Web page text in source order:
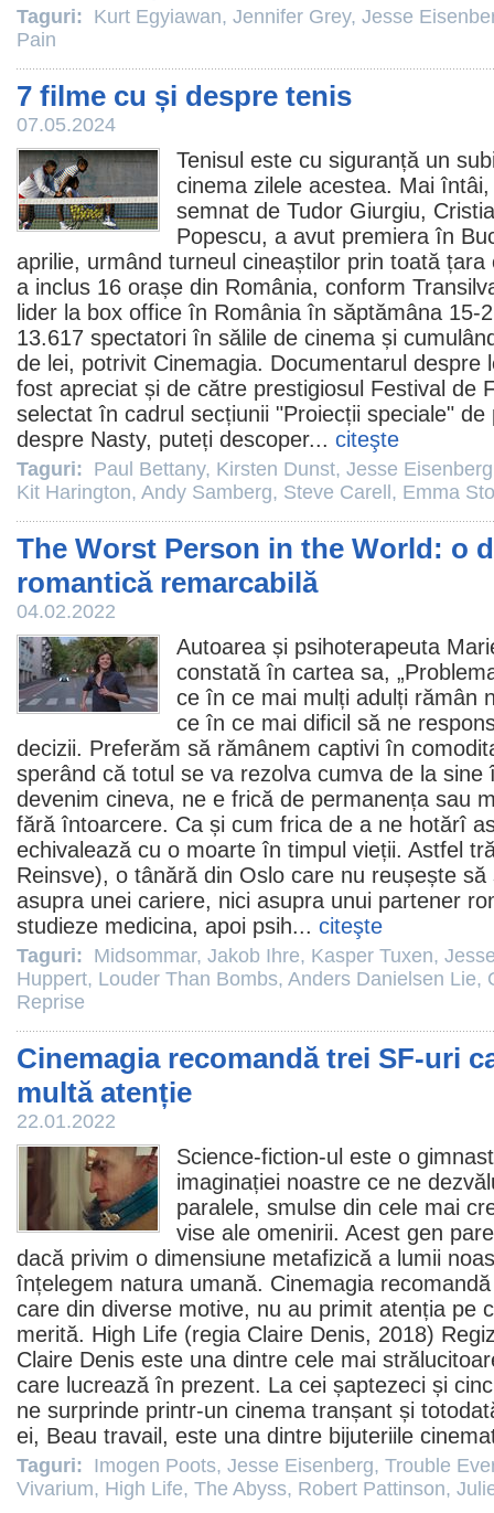
Taguri: Kurt Egyiawan, Jennifer Grey, Jesse
Pain
7 filme cu și despre tenis
07.05.2024
Tenisul este cu siguranță un
cinema zilele acestea. Mai
semnat de Tudor Giurgiu,
Popescu, a avut premiera în
aprilie, urmând turneul cineaștilor prin toată
a inclus 16 orașe din România, conform
lider la box office în România în săptămâna 15-
13.617 spectatori în sălile de cinema și
de lei, potrivit Cinemagia. Documentarul despre
fost apreciat și de către prestigiosul Festival de
selectat în cadrul secțiunii "Proiecții speciale"
despre Nasty, puteți descoper... citeşte
Taguri: Paul Bettany, Kirsten Dunst, Jesse Eisenberg
Kit Harington, Andy Samberg, Steve Carell , Emma
The Worst Person in the World: o
romantică remarcabilă
04.02.2022
Autoarea și psihoterapeuta
constată în cartea sa,
ce în ce mai mulți adulți rămân
ce în ce mai dificil să ne
decizii. Preferăm să rămânem captivi în
sperând că totul se va rezolva cumva de la sine
devenim cineva, ne e frică de permanența sau
fără întoarcere. Ca și cum frica de a ne hotărî
echivalează cu o moarte în timpul vieții. Astfel
Reinsve), o tânără din Oslo care nu reușește să
asupra unei cariere, nici asupra unui partener
studieze medicina, apoi psih... citeşte
Taguri: Midsommar, Jakob Ihre, Kasper Tuxen,
Huppert, Louder Than Bombs, Anders Danielsen Lie,
Reprise
Cinemagia recomandă trei SF-uri
multă atenție
22.01.2022
Science-fiction-ul este o
imaginației noastre ce ne
paralele, smulse din cele mai
vise ale omenirii. Acest gen
dacă privim o dimensiune metafizică a lumii
înțelegem natura umană. Cinemagia
care din diverse motive, nu au primit atenția pe
merită. High Life (regia Claire Denis, 2018)
Claire Denis este una dintre cele mai
care lucrează în prezent. La cei șaptezeci și
ne surprinde printr-un cinema tranșant și
ei, Beau travail , este una dintre bijuteriile
Taguri: Imogen Poots, Jesse Eisenberg, Trouble
Vivarium, High Life, The Abyss, Robert Pattinson,